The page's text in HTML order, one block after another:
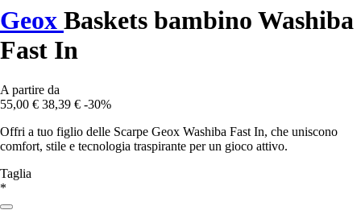
Geox Baskets bambino Washiba
Fast In
A partire da
55,00 € 38,39 € -30%
Offri a tuo figlio delle Scarpe Geox Washiba Fast In, che uniscono
comfort, stile e tecnologia traspirante per un gioco attivo.
Taglia
*